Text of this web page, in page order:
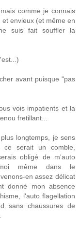
comme je connais
envieux (et même en
suis fait souffler la
avant puisque "pas
vois impatients et la
fretillant...
longtemps, je sens
ce serait un comble,
obligé de m'auto
même dans le
en assez délicat
donné mon absence
l'auto flagellation
sans chaussures de